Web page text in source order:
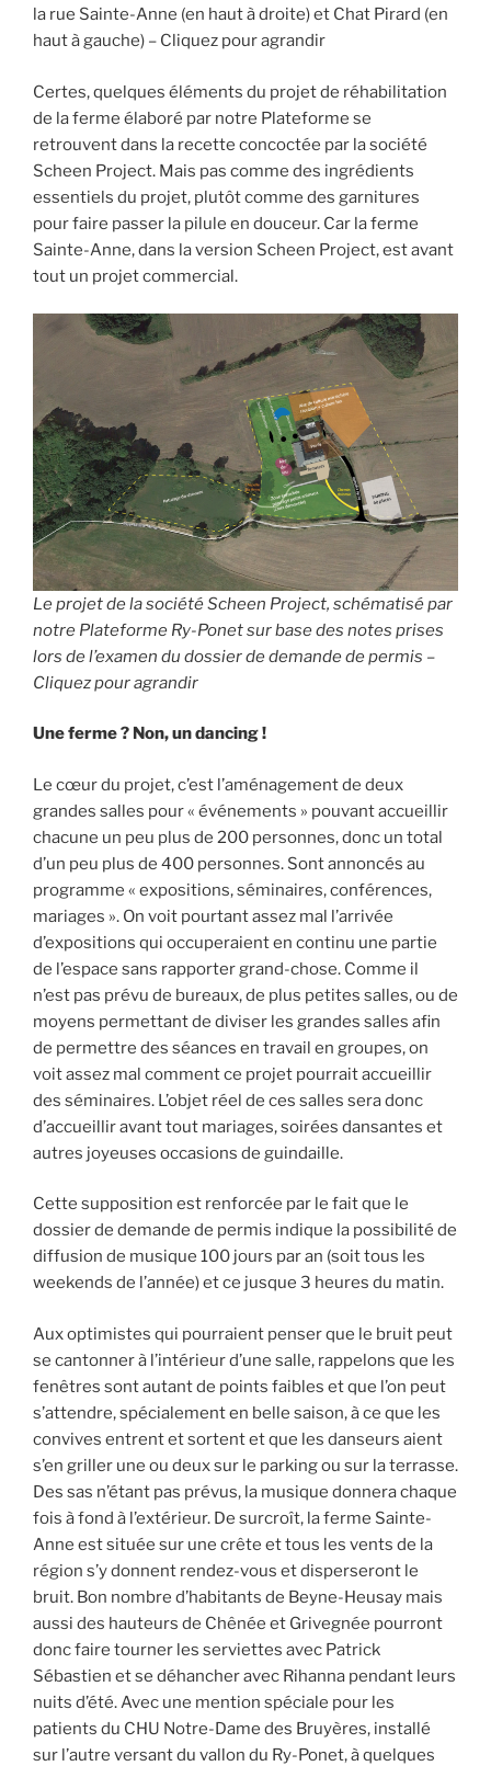
la rue Sainte-Anne (en haut à droite) et Chat Pirard (en
haut à gauche) – Cliquez pour agrandir
Certes, quelques éléments du projet de réhabilitation
de la ferme élaboré par notre Plateforme se
retrouvent dans la recette concoctée par la société
Scheen Project. Mais pas comme des ingrédients
essentiels du projet, plutôt comme des garnitures
pour faire passer la pilule en douceur. Car la ferme
Sainte-Anne, dans la version Scheen Project, est avant
tout un projet commercial.
Le projet de la société Scheen Project, schématisé par
notre Plateforme Ry-Ponet sur base des notes prises
lors de l’examen du dossier de demande de permis –
Cliquez pour agrandir
Une ferme ? Non, un dancing !
Le cœur du projet, c’est l’aménagement de deux
grandes salles pour « événements » pouvant accueillir
chacune un peu plus de 200 personnes, donc un total
d’un peu plus de 400 personnes. Sont annoncés au
programme « expositions, séminaires, conférences,
mariages ». On voit pourtant assez mal l’arrivée
d’expositions qui occuperaient en continu une partie
de l’espace sans rapporter grand-chose. Comme il
n’est pas prévu de bureaux, de plus petites salles, ou de
moyens permettant de diviser les grandes salles afin
de permettre des séances en travail en groupes, on
voit assez mal comment ce projet pourrait accueillir
des séminaires. L’objet réel de ces salles sera donc
d’accueillir avant tout mariages, soirées dansantes et
autres joyeuses occasions de guindaille.
Cette supposition est renforcée par le fait que le
dossier de demande de permis indique la possibilité de
diffusion de musique 100 jours par an (soit tous les
weekends de l’année) et ce jusque 3 heures du matin.
Aux optimistes qui pourraient penser que le bruit peut
se cantonner à l’intérieur d’une salle, rappelons que les
fenêtres sont autant de points faibles et que l’on peut
s’attendre, spécialement en belle saison, à ce que les
convives entrent et sortent et que les danseurs aient
s’en griller une ou deux sur le parking ou sur la terrasse.
Des sas n’étant pas prévus, la musique donnera chaque
fois à fond à l’extérieur. De surcroît, la ferme Sainte-
Anne est située sur une crête et tous les vents de la
région s’y donnent rendez-vous et disperseront le
bruit. Bon nombre d’habitants de Beyne-Heusay mais
aussi des hauteurs de Chênée et Grivegnée pourront
donc faire tourner les serviettes avec Patrick
Sébastien et se déhancher avec Rihanna pendant leurs
nuits d’été. Avec une mention spéciale pour les
patients du CHU Notre-Dame des Bruyères, installé
sur l’autre versant du vallon du Ry-Ponet, à quelques